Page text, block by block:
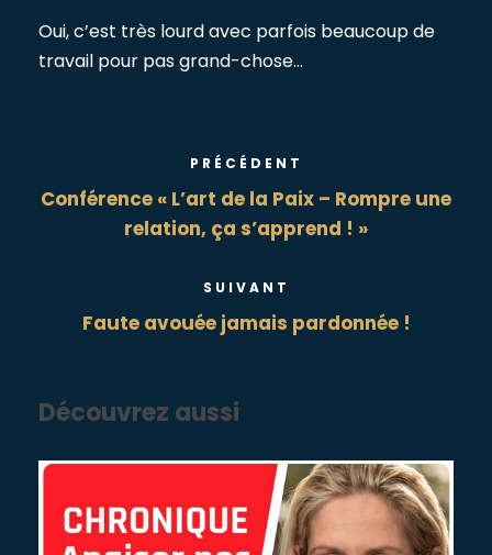
Oui, c’est très lourd avec parfois beaucoup de
travail pour pas grand-chose…
PRÉCÉDENT
Conférence « L’art de la Paix – Rompre une
relation, ça s’apprend ! »
SUIVANT
Faute avouée jamais pardonnée !
Découvrez aussi